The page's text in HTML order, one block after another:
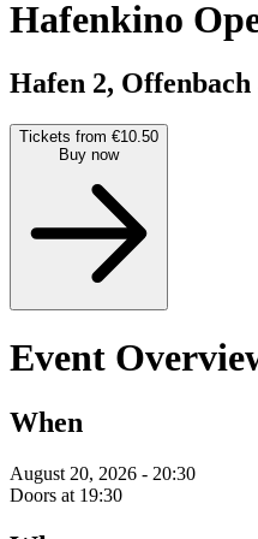
Hafenkino
Hafen 2,
Tickets from €10.50
Buy now
Event
When
August 20, 2026 - 20:30
Doors at 19:30